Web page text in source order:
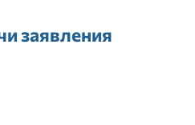
заявления